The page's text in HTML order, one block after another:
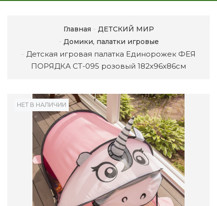
Главная
ДЕТСКИЙ МИР
Домики, палатки игровые
Детская игровая палатка Единорожек ФЕЯ
ПОРЯДКА CT-095 розовый 182х96х86см
НЕТ В НАЛИЧИИ